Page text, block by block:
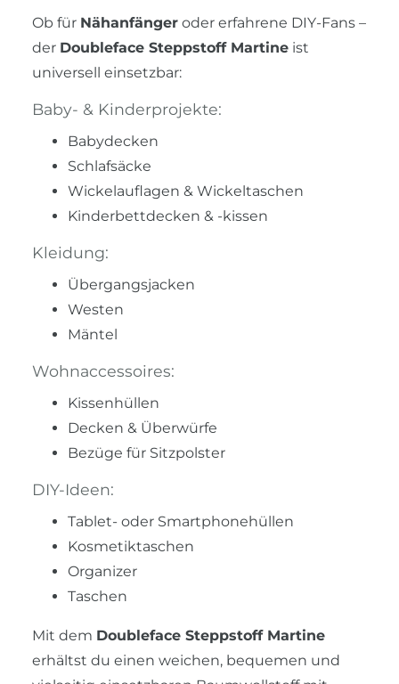
Ob für Nähanfänger oder erfahrene DIY-Fans –
der Doubleface Steppstoff Martine ist
universell einsetzbar:
Baby- & Kinderprojekte:
Babydecken
Schlafsäcke
Wickelauflagen & Wickeltaschen
Kinderbettdecken & -kissen
Kleidung:
Übergangsjacken
Westen
Mäntel
Wohnaccessoires:
Kissenhüllen
Decken & Überwürfe
Bezüge für Sitzpolster
DIY-Ideen:
Tablet- oder Smartphonehüllen
Kosmetiktaschen
Organizer
Taschen
Mit dem Doubleface Steppstoff Martine
erhältst du einen weichen, bequemen und